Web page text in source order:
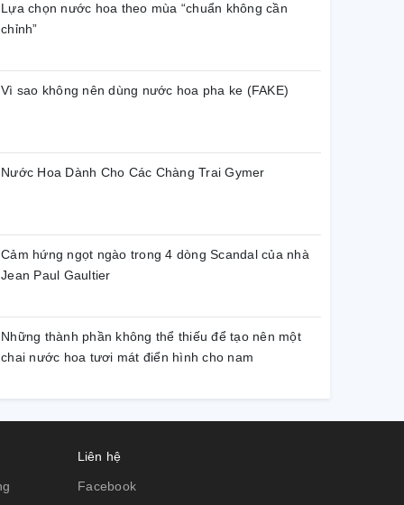
Lựa chọn nước hoa theo mùa “chuẩn không cần
chỉnh”
Vì sao không nên dùng nước hoa pha ke (FAKE)
Nước Hoa Dành Cho Các Chàng Trai Gymer
Cảm hứng ngọt ngào trong 4 dòng Scandal của nhà
Jean Paul Gaultier
Những thành phần không thể thiếu để tạo nên một
chai nước hoa tươi mát điển hình cho nam
Liên hệ
Facebook